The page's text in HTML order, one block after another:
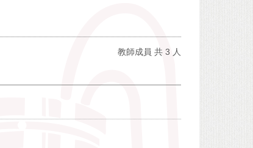
教師成員 共 3 人